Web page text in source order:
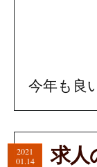
今年も良
2021
01.14
求人